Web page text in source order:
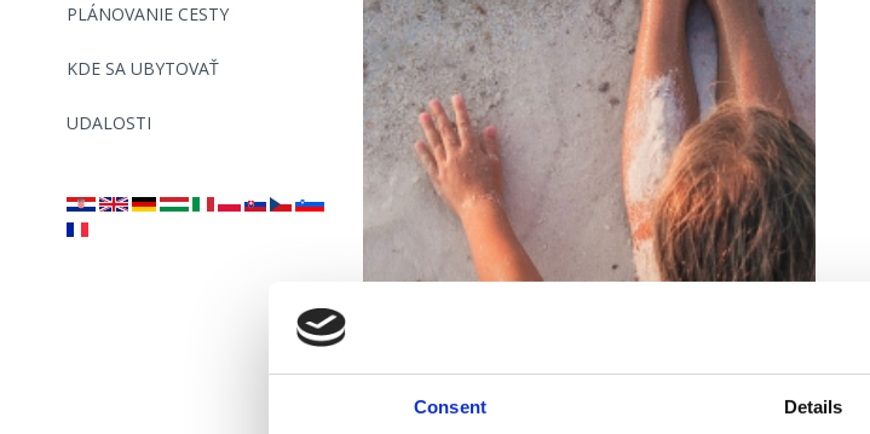
Consent Details
PLÁNOVANIE CESTY
KDE SA UBYTOVAŤ
UDALOSTI